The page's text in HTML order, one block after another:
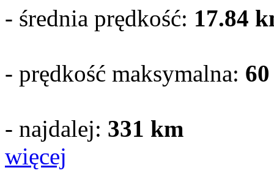
- średnia prędkość: 17.84
- prędkość maksymalna:
- najdalej: 331 km
więcej